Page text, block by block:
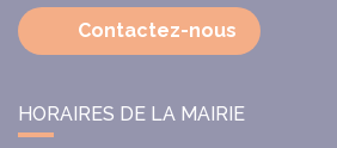
Contactez-nous
HORAIRES DE LA MAIRIE